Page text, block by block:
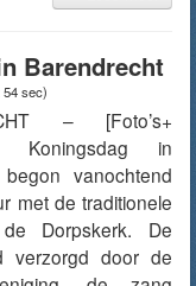
Barendrecht
sec)
– [Foto’s+
Koningsdag in
begon vanochtend
met de traditionele
Dorpskerk. De
verzorgd door de